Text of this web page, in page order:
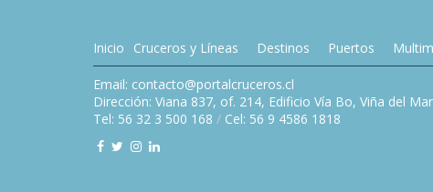
Inicio Cruceros y Líneas Destinos Puertos
Email: contacto@portalcruceros.cl
Dirección: Viana 837, of. 214, Edificio Vía Bo, Viña del
Tel: 56 32 3 500 168 / Cel: 56 9 4586 1818